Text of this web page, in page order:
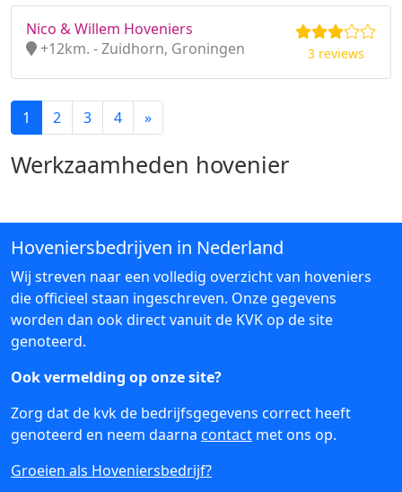
Nico & Willem Hoveniers
+12km. - Zuidhorn, Groningen
3 reviews
1 2 3 4 »
Werkzaamheden hovenier
Hoveniersbedrijven in Nederland
Wij streven naar een volledig overzicht van hoveniers
die officieel staan ingeschreven. Onze gegevens
worden dan ook direct vanuit de KVK op de site
genoteerd.
Ook vermelding op onze site?
Zorg dat de kvk de bedrijfsgegevens correct heeft
genoteerd en neem daarna contact met ons op.
Groeien als Hoveniersbedrijf?